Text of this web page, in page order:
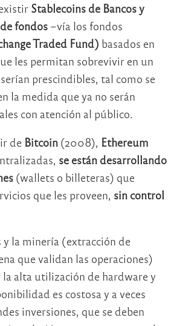
Stablecoins de Bancos y
fondos –vía los fondos
Traded Fund) basados en
les permitan sobrevivir en un
prescindibles, tal como se
la medida que ya no serán
con atención al público.
de Bitcoin (2008), Ethereum
se están desarrollando
(wallets o billeteras) que
que les proveen, sin control
y la minería (extracción de
que validan las operaciones)
la alta utilización de hardware y
es costosa y a veces
inversiones, que se deben